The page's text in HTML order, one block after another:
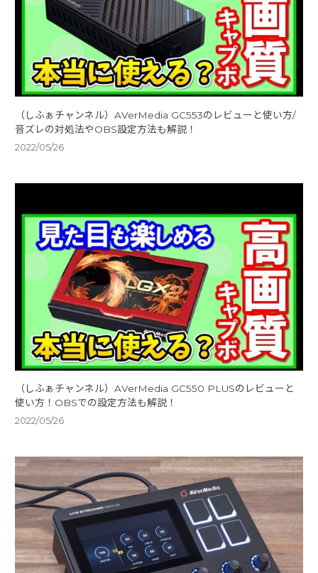
（しふぁチャンネル）AVerMedia GC553のレビューと使い方/
音ズレの対処法やOBS設定方法も解説！
2022/05/26
（しふぁチャンネル）AVerMedia GC550 PLUSのレビューと
使い方！OBSでの設定方法も解説！
2022/05/26